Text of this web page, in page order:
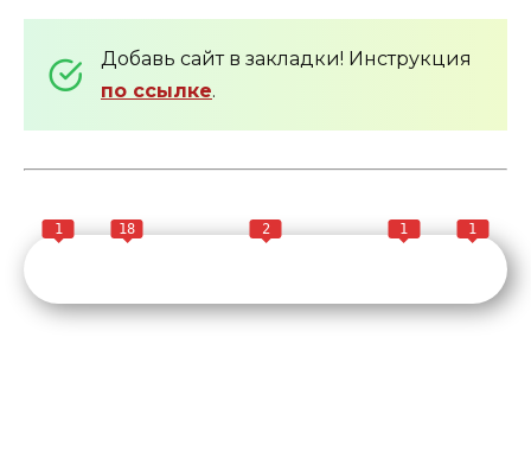
Добавь сайт в закладки! Инструкция
по ссылке.
1 18 2 1 1